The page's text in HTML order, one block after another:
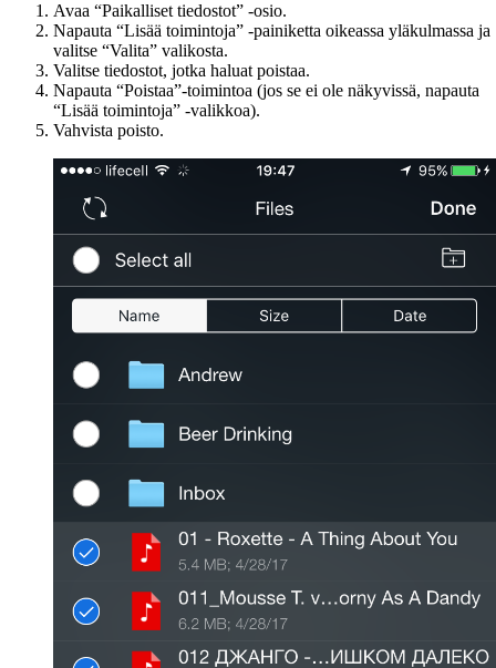
Avaa “Paikalliset tiedostot” -osio.
Napauta “Lisää toimintoja” -painiketta oikeassa yläkulmassa ja
valitse “Valita” valikosta.
Valitse tiedostot, jotka haluat poistaa.
Napauta “Poistaa”-toimintoa (jos se ei ole näkyvissä, napauta
“Lisää toimintoja” -valikkoa).
Vahvista poisto.